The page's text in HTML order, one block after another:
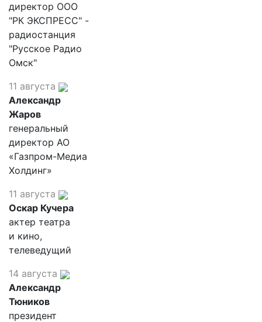
директор ООО
"РК ЭКСПРЕСС" -
радиостанция
"Русское Радио
Омск"
11 августа
Александр
Жаров
генеральный
директор АО
«Газпром-Медиа
Холдинг»
11 августа
Оскар Кучера
актер театра
и кино,
телеведущий
14 августа
Александр
Тюников
президент